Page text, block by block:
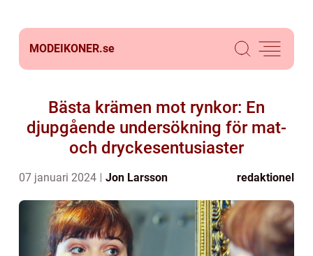
MODEIKONER.se
Bästa krämen mot rynkor: En
djupgående undersökning för mat-
och dryckesentusiaster
07 januari 2024 Jon Larsson redaktionel